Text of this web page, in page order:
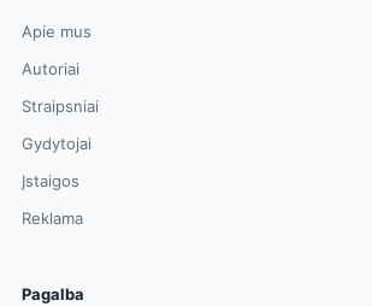
Apie mus
Autoriai
Straipsniai
Gydytojai
Įstaigos
Reklama
Pagalba